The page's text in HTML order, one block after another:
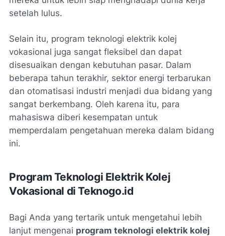
setelah lulus.
Selain itu, program teknologi elektrik kolej
vokasional juga sangat fleksibel dan dapat
disesuaikan dengan kebutuhan pasar. Dalam
beberapa tahun terakhir, sektor energi terbarukan
dan otomatisasi industri menjadi dua bidang yang
sangat berkembang. Oleh karena itu, para
mahasiswa diberi kesempatan untuk
memperdalam pengetahuan mereka dalam bidang
ini.
Program Teknologi Elektrik Kolej
Vokasional di Teknogo.id
Bagi Anda yang tertarik untuk mengetahui lebih
lanjut mengenai program teknologi elektrik kolej